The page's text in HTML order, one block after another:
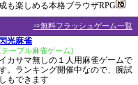
成も楽しめる本格ブラウザRPG
⇒無料フラッシュゲーム一覧
閃光麻雀
ーブル麻雀ゲーム]
イカサマ無しの１人用麻雀ゲームで
。ランキング開催中なので、腕試
しもできます